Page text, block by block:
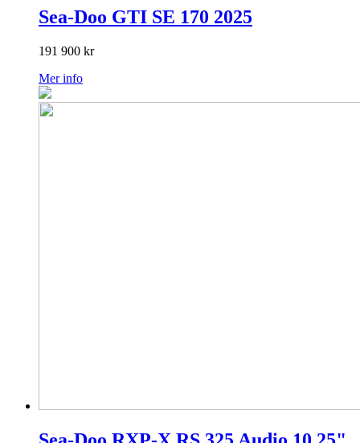
Sea-Doo GTI SE 170 2025
191 900 kr
Mer info